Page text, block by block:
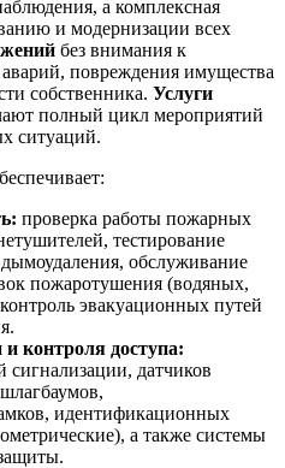
а комплексная
и модернизации всех
без внимания к
повреждения имущества
собственника. Услуги
полный цикл мероприятий
ситуаций.
проверка работы пожарных
тестирование
обслуживание
пожаротушения (водяных,
эвакуационных путей
контроля доступа:
датчиков
идентификационных
а также системы